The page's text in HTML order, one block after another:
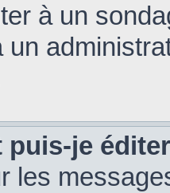
à un
un
puis-je
les